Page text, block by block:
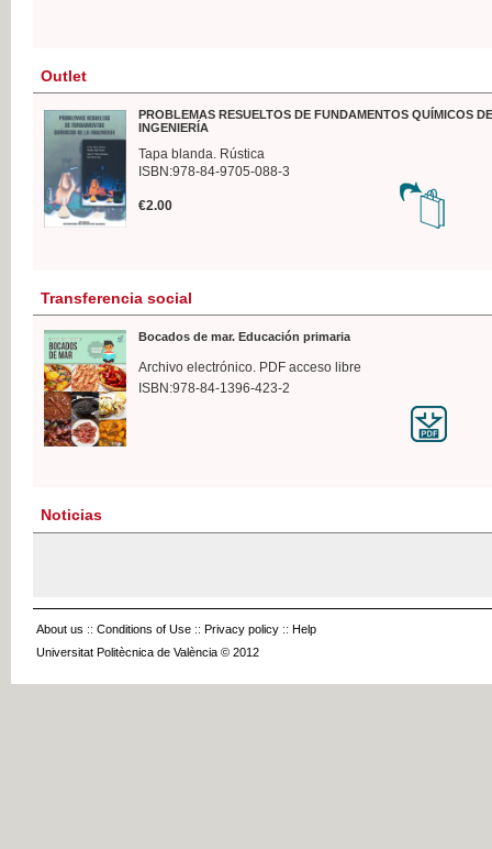
Outlet
PROBLEMAS RESUELTOS DE FUNDAMENTOS QUÍMICOS
INGENIERÍA
Tapa blanda. Rústica
ISBN:978-84-9705-088-3
€2.00
Transferencia social
Bocados de mar. Educación primaria
Archivo electrónico. PDF acceso libre
ISBN:978-84-1396-423-2
Noticias
About us :: Conditions of Use :: Privacy policy :: Help
Universitat Politècnica de València © 2012